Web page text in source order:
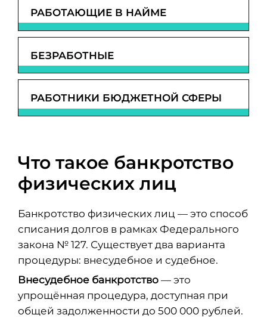
РАБОТАЮЩИЕ В НАЙМЕ
БЕЗРАБОТНЫЕ
РАБОТНИКИ БЮДЖЕТНОЙ СФЕРЫ
Что такое банкротство
физических лиц
Банкротство физических лиц — это способ
списания долгов в рамках Федерального
закона № 127. Существует два варианта
процедуры: внесудебное и судебное.
Внесудебное банкротство— это
упрощённая процедура, доступная при
общей задолженности до 500 000 рублей.